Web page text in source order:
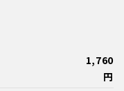
1,760
円